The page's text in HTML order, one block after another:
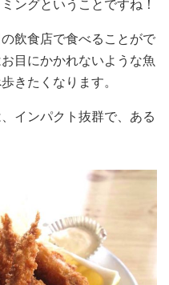
ングということですね！
飲食店で食べることがで
目にかかれないような魚
きたくなります。
インパクト抜群で、ある